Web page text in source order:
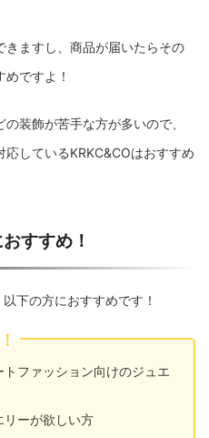
ますし、商品が届いたらその
ですよ！
装飾が苦手な方が多いので、
しているKRKC&COはおすすめ
すすめ！
下の方におすすめです！
ファッション向けのジュエ
リーが欲しい方